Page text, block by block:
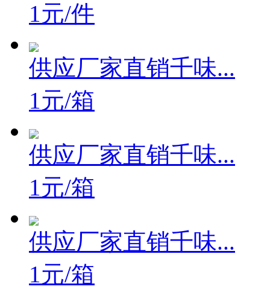
1元/件
供应厂家直销千味...
1元/箱
供应厂家直销千味...
1元/箱
供应厂家直销千味...
1元/箱